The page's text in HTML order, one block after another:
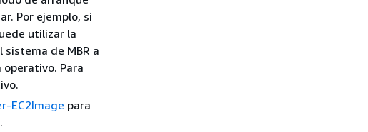
Por ejemplo, si
utilizar la
de MBR a
Para
EC2Image para